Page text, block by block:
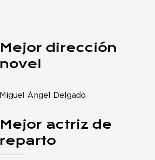
Mejor dirección
novel
Miguel Ángel Delgado
Mejor actriz de
reparto